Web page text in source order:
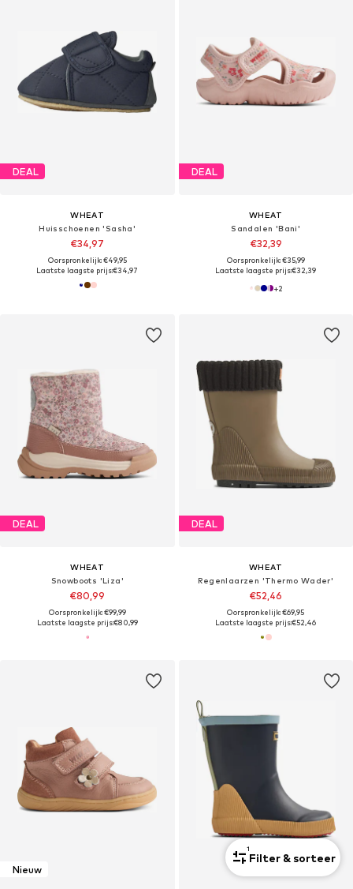
DEAL
WHEAT
Huisschoenen 'Sasha'
€34,97
Oorspronkelijk: €49,95
Laatste laagste prijs:€34,97
DEAL
WHEAT
Sandalen 'Bani'
€32,39
Oorspronkelijk: €35,99
Laatste laagste prijs:€32,39
+2
DEAL
WHEAT
Snowboots 'Liza'
€80,99
Oorspronkelijk: €99,99
Laatste laagste prijs:€80,99
DEAL
WHEAT
Regenlaarzen 'Thermo Wader'
€52,46
Oorspronkelijk: €69,95
Laatste laagste prijs:€52,46
Nieuw
1
Filter & sorteer